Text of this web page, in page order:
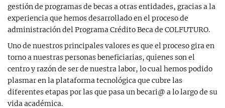
gestión de programas de becas a otras entidades, gracias a la
experiencia que hemos desarrollado en el proceso de
administración del Programa Crédito Beca de COLFUTURO.
Uno de nuestros principales valores es que el proceso gira en
torno a nuestras personas beneficiarias, quienes son el
centro y razón de ser de nuestra labor, lo cual hemos podido
plasmar en la plataforma tecnológica que cubre las
diferentes etapas por las que pasa un becari@ a lo largo de su
vida académica.